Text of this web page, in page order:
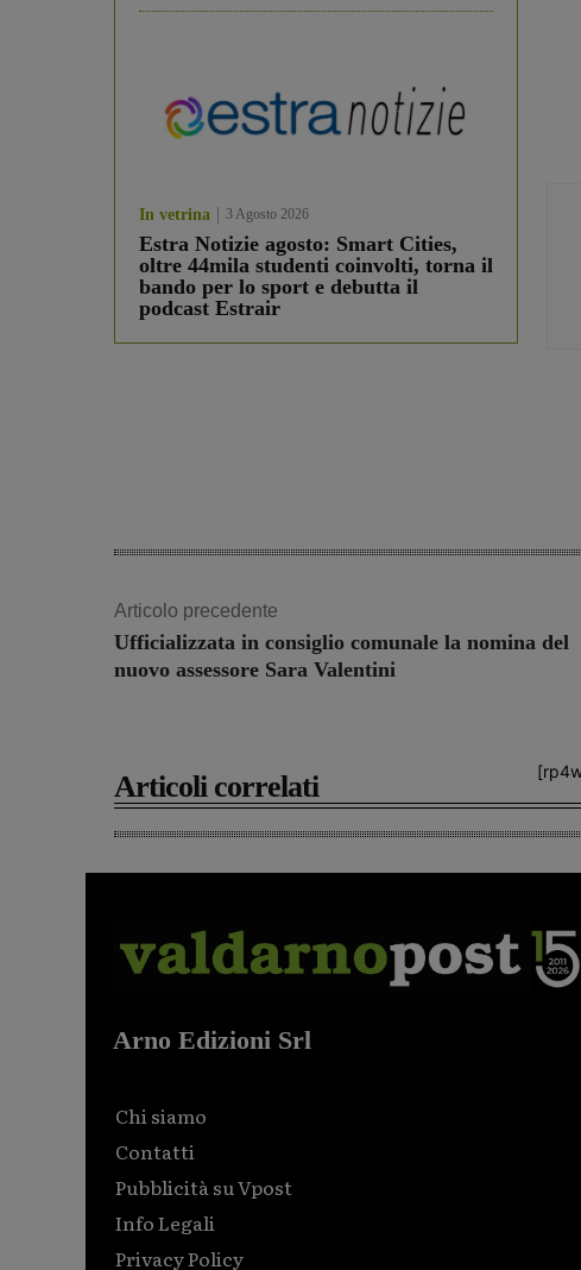
In vetrina 3 Agosto 2026
Estra Notizie agosto: Smart Cities,
oltre 44mila studenti coinvolti, torna il
bando per lo sport e debutta il
podcast Estrair
Articolo precedente
Ufficializzata in consiglio comunale la nomina del
nuovo assessore Sara Valentini
Articoli correlati
Arno Edizioni Srl
Chi siamo
Contatti
Pubblicità su Vpost
Info Legali
Privacy Policy